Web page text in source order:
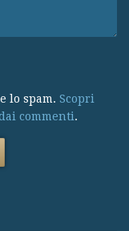
lo spam. Scopri
commenti.